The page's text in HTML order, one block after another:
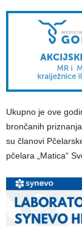
Ukupno je ove
brončanih
su članovi
pčelara „Matica“